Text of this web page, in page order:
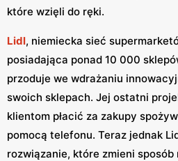
które wzięli do ręki.
Lidl, niemiecka sieć
posiadająca ponad 10 000
przoduje we wdrażaniu
swoich sklepach. Jej ostatni
klientom płacić za zakupy
pomocą telefonu. Teraz jednak
rozwiązanie, które zmieni